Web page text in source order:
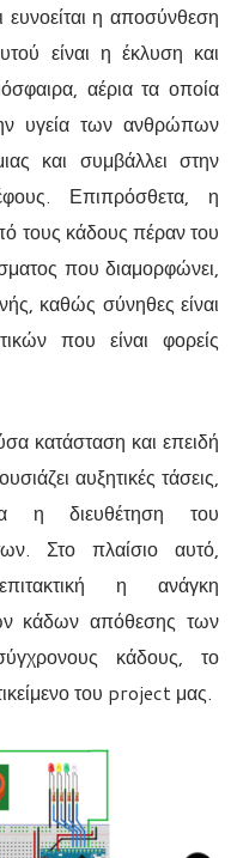
ευνοείται η αποσύνθεση
είναι η έκλυση και
αέρια τα οποία
υγεία των ανθρώπων
και συμβάλλει στην
Επιπρόσθετα, η
τους κάδους πέραν του
που διαμορφώνει,
καθώς σύνηθες είναι
που είναι φορείς
κατάσταση και επειδή
αυξητικές τάσεις,
η διευθέτηση του
Στο πλαίσιο αυτό,
η ανάγκη
κάδων απόθεσης των
κάδους, το
του project μας.